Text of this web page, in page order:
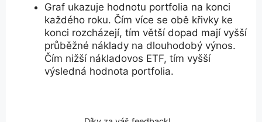
Graf ukazuje hodnotu portfolia na konci
každého roku. Čím více se obě křivky ke
konci rozcházejí, tím větší dopad mají vyšší
průběžné náklady na dlouhodobý výnos.
Čím nižší nákladovos ETF, tím vyšší
výsledná hodnota portfolia.